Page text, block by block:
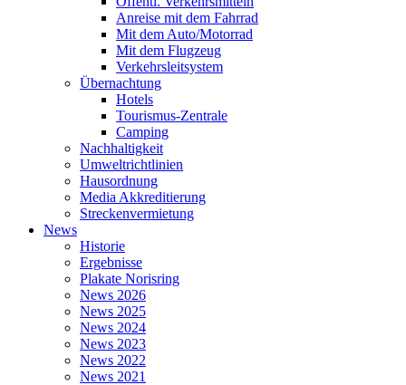
Anreise mit dem Fahrrad
Mit dem Auto/Motorrad
Mit dem Flugzeug
Verkehrsleitsystem
Übernachtung
Hotels
Tourismus-Zentrale
Camping
Nachhaltigkeit
Umweltrichtlinien
Hausordnung
Media Akkreditierung
Streckenvermietung
News
Historie
Ergebnisse
Plakate Norisring
News 2026
News 2025
News 2024
News 2023
News 2022
News 2021